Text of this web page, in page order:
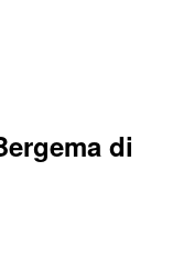
di